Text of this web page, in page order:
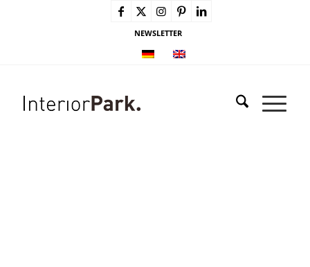
NEWSLETTER